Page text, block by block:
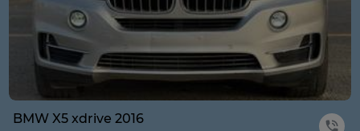
BMW X5 xdrive 2016